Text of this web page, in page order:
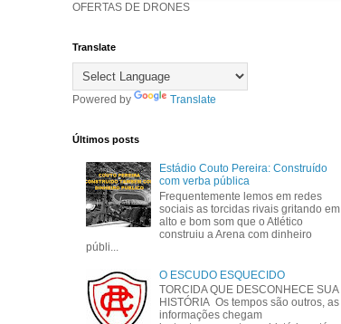
OFERTAS DE DRONES
Translate
Powered by Translate
Últimos posts
Estádio Couto Pereira: Construído
com verba pública
Frequentemente lemos em redes
sociais as torcidas rivais gritando em
alto e bom som que o Atlético
construiu a Arena com dinheiro
públi...
O ESCUDO ESQUECIDO
TORCIDA QUE DESCONHECE SUA
HISTÓRIA Os tempos são outros, as
informações chegam